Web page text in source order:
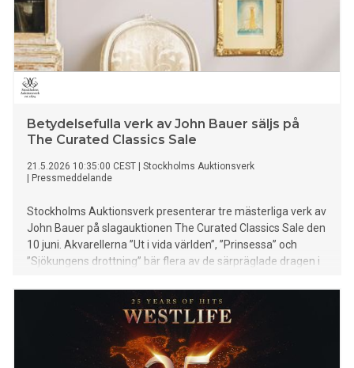
Betydelsefulla verk av John Bauer säljs på
The Curated Classics Sale
21.5.2026 10:35:00 CEST
Stockholms Auktionsverk
Pressmeddelande
Stockholms Auktionsverk presenterar tre mästerliga verk av
John Bauer på slagauktionen The Curated Classics Sale den
10 juni. Akvarellerna ”Ut i vida världen”, ”Prinsessa” och
”Sjökungens drottning” bär flera av de särpräglade dragen i
att prägla vår föreställning om den svenska sagoskogen och
det nordiska landskapet.